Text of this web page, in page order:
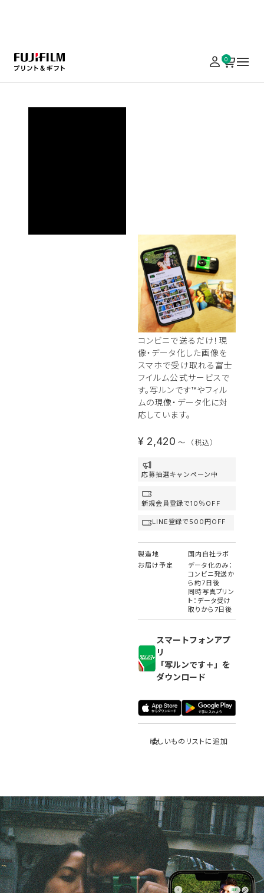
0
写ルンです・フィ
ルムの現像・
データ化アプリ
「写ルンです＋」
写ルンです™やフィルムを
コンビニで送るだけ！現
像・データ化した画像を
スマホで受け取れる富士
フイルム公式サービスで
す。写ルンです™やフィル
ムの現像・データ化に対
応しています。
¥ 2,420 〜 （税込）
応募抽選キャンペーン中
新規会員登録で10％OFF
LINE登録で500円OFF
製造地
国内自社ラボ
お届け予定
データ化のみ：
コンビニ発送か
ら約7日後
同時写真プリン
ト：データ受け
取りから7日後
スマートフォンアプ
リ
「写ルンです＋」を
ダウンロード
ほしいものリストに追加